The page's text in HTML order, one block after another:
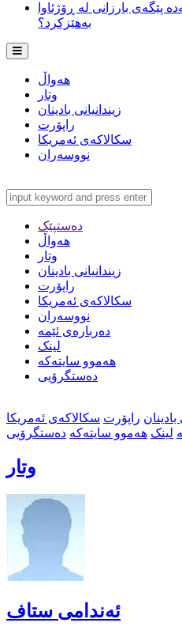
پێگەی بارزانی لە ڕۆژئاوا
بەهێزکرد؟
هەواڵ
وتار
زیندانیانی بادینان
راپۆرت
سکالاکەی ئەمریکا
نووسەران
دەستپێک
هەواڵ
وتار
زیندانیانی بادینان
راپۆرت
سکالاکەی ئەمریکا
نووسەران
دەربارەی ئێمە
لینک
هەموو سایتەکە
دەستگرۆیی
بادینان راپۆرت سکالاکەی ئەمریکا
لینک هەموو سایتەکە دەستگرۆیی
وتار
ئەندامی ستاف